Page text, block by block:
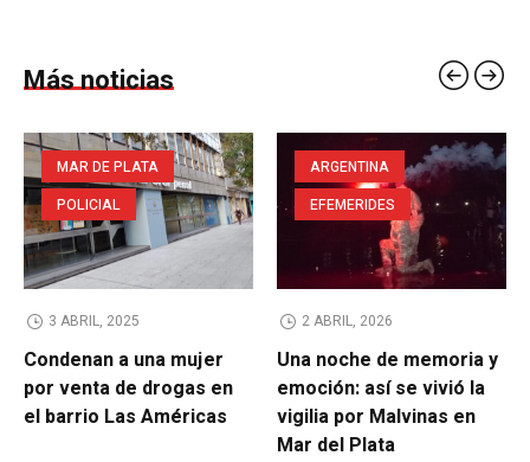
Más noticias
MAR DE PLATA
POLICIAL
3 ABRIL, 2025
Condenan a una mujer
por venta de drogas en
el barrio Las Américas
ARGENTINA
EFEMERIDES
2 ABRIL, 2026
Una noche de memoria y
emoción: así se vivió la
vigilia por Malvinas en
Mar del Plata